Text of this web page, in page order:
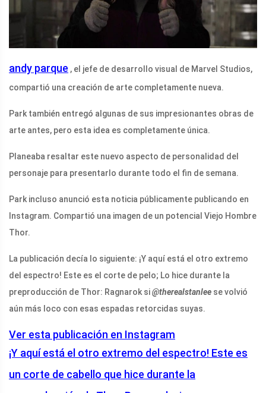
andy parque , el jefe de desarrollo visual de Marvel Studios,
compartió una creación de arte completamente nueva.
Park también entregó algunas de sus impresionantes obras de
arte antes, pero esta idea es completamente única.
Planeaba resaltar este nuevo aspecto de personalidad del
personaje para presentarlo durante todo el fin de semana.
Park incluso anunció esta noticia públicamente publicando en
Instagram. Compartió una imagen de un potencial Viejo Hombre
Thor.
La publicación decía lo siguiente: ¡Y aquí está el otro extremo
del espectro! Este es el corte de pelo; Lo hice durante la
preproducción de Thor: Ragnarok si@therealstanlee se volvió
aún más loco con esas espadas retorcidas suyas.
Ver esta publicación en Instagram
¡Y aquí está el otro extremo del espectro! Este es
un corte de cabello que hice durante la